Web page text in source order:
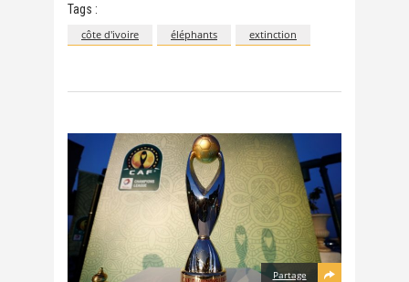
Tags :
côte d'ivoire éléphants extinction
Partage